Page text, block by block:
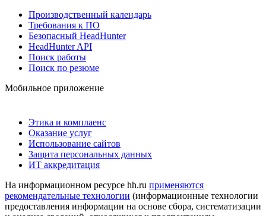
Производственный календарь
Требования к ПО
Безопасный HeadHunter
HeadHunter API
Поиск работы
Поиск по резюме
Мобильное приложение
Этика и комплаенс
Оказание услуг
Использование сайтов
Защита персональных данных
ИТ аккредитация
На информационном ресурсе hh.ru применяются
рекомендательные технологии (информационные технологии
предоставления информации на основе сбора, систематизации